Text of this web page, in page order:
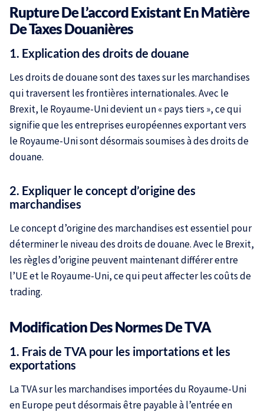
Rupture De L’accord Existant En Matière
De Taxes Douanières
1. Explication des droits de douane
Les droits de douane sont des taxes sur les marchandises
qui traversent les frontières internationales. Avec le
Brexit, le Royaume-Uni devient un « pays tiers », ce qui
signifie que les entreprises européennes exportant vers
le Royaume-Uni sont désormais soumises à des droits de
douane.
2. Expliquer le concept d’origine des
marchandises
Le concept d’origine des marchandises est essentiel pour
déterminer le niveau des droits de douane. Avec le Brexit,
les règles d’origine peuvent maintenant différer entre
l’UE et le Royaume-Uni, ce qui peut affecter les coûts de
trading.
Modification Des Normes De TVA
1. Frais de TVA pour les importations et les
exportations
La TVA sur les marchandises importées du Royaume-Uni
en Europe peut désormais être payable à l’entrée en